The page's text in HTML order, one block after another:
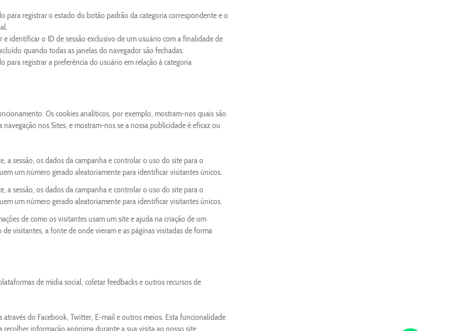
para registrar o estado do botão padrão da categoria correspondente e o
identificar o ID de sessão exclusivo de um usuário com a finalidade de
quando todas as janelas do navegador são fechadas.
registrar a preferência do usuário em relação à categoria
Os cookies analíticos, por exemplo, mostram-nos quais são
nos Sites, e mostram-nos se a nossa publicidade é eficaz ou
a sessão, os dados da campanha e controlar o uso do site para o
um número gerado aleatoriamente para identificar visitantes únicos.
a sessão, os dados da campanha e controlar o uso do site para o
um número gerado aleatoriamente para identificar visitantes únicos.
de como os visitantes usam um site e ajuda na criação de um
visitantes, a fonte de onde vieram e as páginas visitadas de forma
de mídia social, coletar feedbacks e outros recursos de
do Facebook, Twitter, E-mail e outros meios. Esta funcionalidade
informação anónima durante a sua visita ao nosso site.